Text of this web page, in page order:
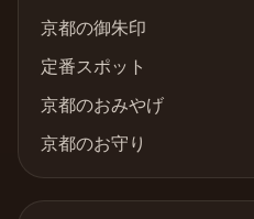
京都の御朱印
定番スポット
京都のおみやげ
京都のお守り